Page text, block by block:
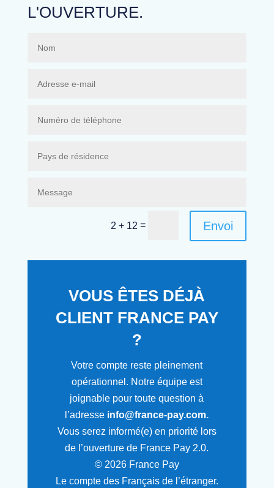
L'OUVERTURE.
2 + 12 = Envoi
VOUS ÊTES DÉJÀ
CLIENT FRANCE PAY
?
Votre compte reste pleinement
opérationnel. Notre équipe est
joignable pour toute question à
l’adresse info@france-pay.com.
Vous serez informé(e) en priorité lors
de l’ouverture de France Pay 2.0.
© 2026 France Pay
Le compte des Français de l’étranger.